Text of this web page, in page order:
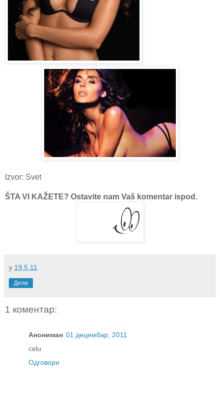
Izvor: Svet
ŠTA VI KAŽETE? Ostavite nam Vaš komentar ispod.
у 19.5.11
Дели
1 коментар:
Анониман 01 децембар, 2011
celu
Одговори